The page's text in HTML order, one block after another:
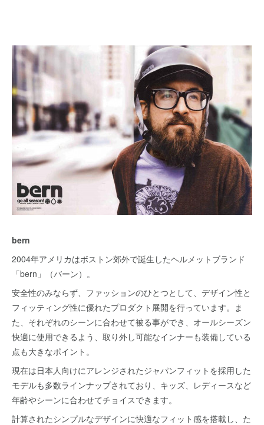
bern
2004年アメリカはボストン郊外で誕生したヘルメットブランド
「bern」（バーン）。
安全性のみならず、ファッションのひとつとして、デザイン性と
フィッティング性に優れたプロダクト展開を行っています。ま
た、それぞれのシーンに合わせて被る事ができ、オールシーズン
快適に使用できるよう、取り外し可能なインナーも装備している
点も大きなポイント。
現在は日本人向けにアレンジされたジャパンフィットを採用した
モデルも多数ラインナップされており、キッズ、レディースなど
年齢やシーンに合わせてチョイスできます。
計算されたシンプルなデザインに快適なフィット感を搭載し、た